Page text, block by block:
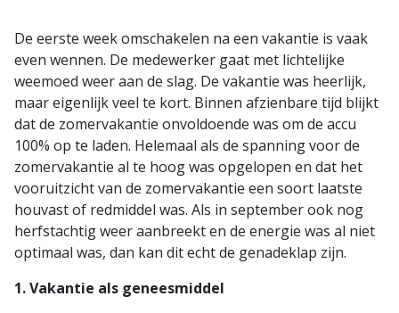
De eerste week omschakelen na een vakantie is vaak
even wennen. De medewerker gaat met lichtelijke
weemoed weer aan de slag. De vakantie was heerlijk,
maar eigenlijk veel te kort. Binnen afzienbare tijd blijkt
dat de zomervakantie onvoldoende was om de accu
100% op te laden. Helemaal als de spanning voor de
zomervakantie al te hoog was opgelopen en dat het
vooruitzicht van de zomervakantie een soort laatste
houvast of redmiddel was. Als in september ook nog
herfstachtig weer aanbreekt en de energie was al niet
optimaal was, dan kan dit echt de genadeklap zijn.
1. Vakantie als geneesmiddel